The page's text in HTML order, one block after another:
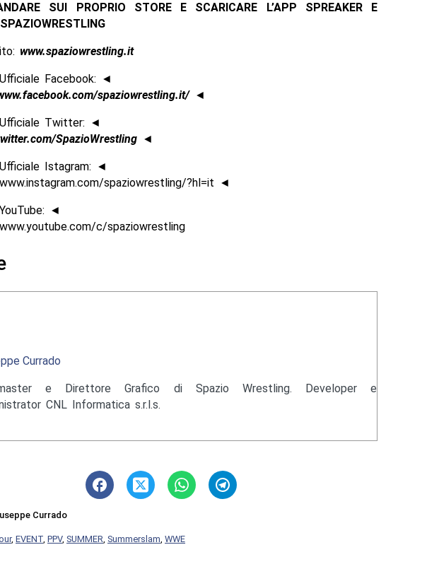
SUI PROPRIO STORE E SCARICARE L’APP SPREAKER E
www.spaziowrestling.it
Facebook: ◄
spaziowrestling.it/ ◄
Twitter: ◄
SpazioWrestling◄
Istagram: ◄
spaziowrestling/?hl=it ◄
◄
c/spaziowrestling
Currado
e Direttore Grafico di Spazio Wrestling. Developer e
CNL Informatica s.r.l.s.
Currado
, EVENT PPV, SUMMER Summerslam WWE